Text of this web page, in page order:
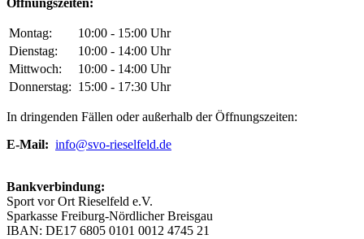
Öffnungszeiten:
Montag:
10:00 - 15:00 Uhr
Dienstag:
10:00 - 14:00 Uhr
Mittwoch:
10:00 - 14:00 Uhr
Donnerstag: 15:00 - 17:30 Uhr
In dringenden Fällen oder außerhalb der Öffnungszeiten:
E-Mail: info@svo-rieselfeld.de
Bankverbindung:
Sport vor Ort Rieselfeld e.V.
Sparkasse Freiburg-Nördlicher Breisgau
IBAN: DE17 6805 0101 0012 4745 21